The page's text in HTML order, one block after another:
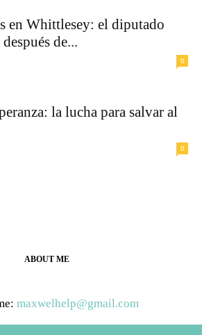
en Whittlesey: el diputado
de...
0
la lucha para salvar al
0
ABOUT ME
maxwelhelp@gmail.com